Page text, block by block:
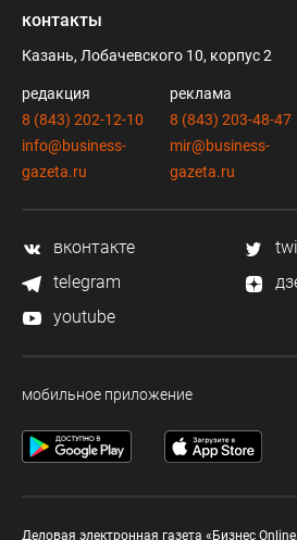
контакты
Казань, Лобачевского 10, корпус 2
редакция
8 (843) 202-12-10
info@business-
gazeta.ru
реклама
8 (843) 203-48-47
mir@business-
gazeta.ru
вконтакте
telegram
youtube
мобильное приложение
Деловая электронная газета «Бизнес